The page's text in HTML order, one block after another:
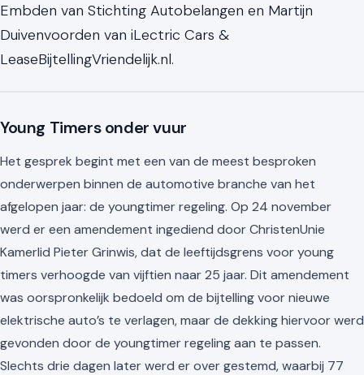
Embden van Stichting Autobelangen en Martijn
Duivenvoorden van iLectric Cars &
LeaseBijtellingVriendelijk.nl.
Young Timers onder vuur
Het gesprek begint met een van de meest besproken
onderwerpen binnen de automotive branche van het
afgelopen jaar: de youngtimer regeling. Op 24 november
werd er een amendement ingediend door ChristenUnie
Kamerlid Pieter Grinwis, dat de leeftijdsgrens voor young
timers verhoogde van vijftien naar 25 jaar. Dit amendement
was oorspronkelijk bedoeld om de bijtelling voor nieuwe
elektrische auto’s te verlagen, maar de dekking hiervoor werd
gevonden door de youngtimer regeling aan te passen.
Slechts drie dagen later werd er over gestemd, waarbij 77